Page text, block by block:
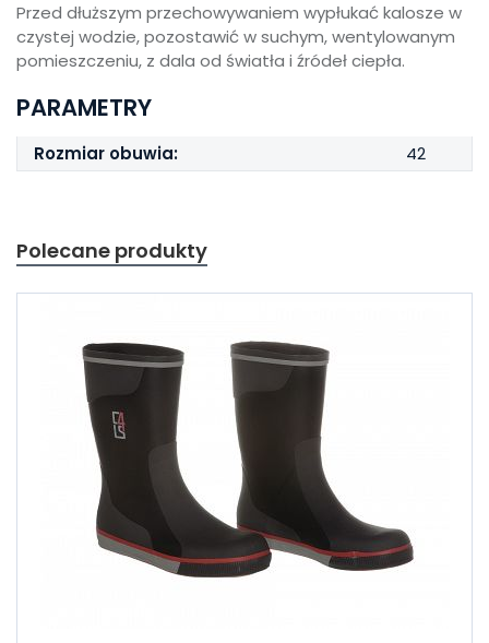
Przed dłuższym przechowywaniem wypłukać kalosze w
czystej wodzie, pozostawić w suchym, wentylowanym
pomieszczeniu, z dala od światła i źródeł ciepła.
PARAMETRY
Rozmiar obuwia: 42
Polecane produkty